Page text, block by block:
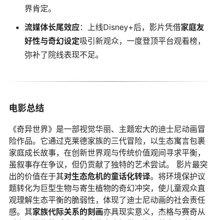
界肯定。
​流媒体长尾效应​​：上线Disney+后，影片凭借​​家庭友
好性与奇幻设定​​吸引新观众，一度登顶平台观看榜，
弥补了院线表现不足。
电影总结
《奇异世界》是一部视觉华丽、主题宏大的迪士尼动画冒
险作品。它通过克莱德家族的三代冒险，以生态寓言包裹
家庭成长故事，在创新世界观与传统价值观间寻求平衡，
虽叙事存在争议，但仍贡献了独特的艺术尝试。 影片最突
出的价值在于其​​对生态危机的童话化转译​​。将环境保护议
题转化为巨型生物与寄生植物的奇幻冲突，使儿童观众直
观理解生态平衡的脆弱性，体现了迪士尼动画的社会责任
感。其​​家族代际关系的刻画​​亦具现实意义，杰格与赛奇从